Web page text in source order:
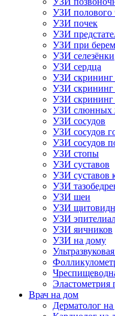
УЗИ полового
УЗИ почек
УЗИ
УЗИ при
УЗИ селезёнки
УЗИ сердца
УЗИ скрининг
УЗИ скрининг
УЗИ скрининг
УЗИ слюнных
УЗИ сосудов
УЗИ сосудов
УЗИ сосудов
УЗИ стопы
УЗИ суставов
УЗИ суставов
УЗИ
УЗИ шеи
УЗИ
УЗИ
УЗИ яичников
УЗИ на дому
Эластометрия
Врач на дом
Дерматолог